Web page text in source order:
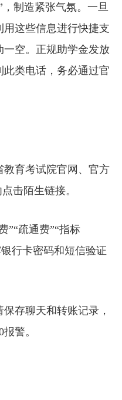
制造紧张气氛。一旦
这些信息进行快捷支
空。正规助学金发放
类电话，务必通过官
育考试院官网、官方
击陌生链接。
疏通费”“指标
行卡密码和短信验证
存聊天和转账记录，
警。